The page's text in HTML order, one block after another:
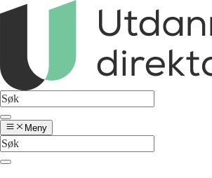
Meny